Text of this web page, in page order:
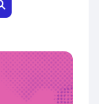
Buscar cursos